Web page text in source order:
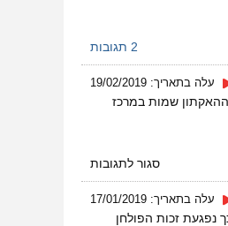
2 תגובות
עלה בתאריך: 19/02/2019
שמות במרכז
סגור לתגובותעל
מפצחים
עלה בתאריך: 17/01/2019
זכות הפולחן